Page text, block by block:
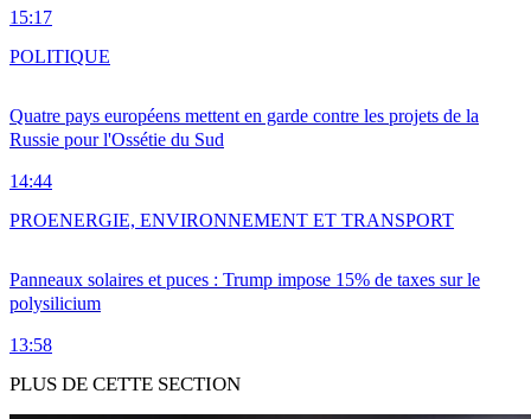
15:17
Quatre pays européens mettent en garde contre les projets de la
Russie pour l'Ossétie du Sud
14:44
POLITIQUE
Panneaux solaires et puces : Trump impose 15% de taxes sur le
polysilicium
13:58
PROENERGIE, ENVIRONNEMENT ET TRANSPORT
PLUS DE CETTE SECTION